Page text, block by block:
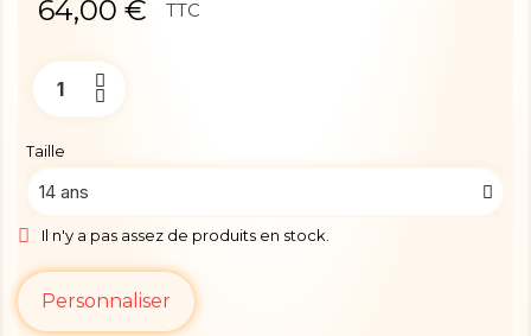
64,00 € TTC
Taille
Il n'y a pas assez de produits en stock.
Personnaliser